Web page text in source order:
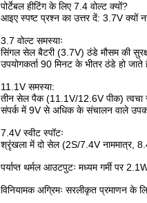
पोर्टेबल हीटिंग के लिए 7.4 वोल्ट क्यों?
आइए स्पष्ट प्रश्न का उत्तर दें: 3.7V क्यों
3.7 वोल्ट समस्याः
सिंगल सेल बैटरी (3.7V) ठंडे मौसम की
उपयोगकर्ता 90 मिनट के भीतर ठंडे हो जाते
11.1V समस्या:
तीन सेल पैक (11.1V/12.6V पीक) त्वचा
संपर्क में 9V से अधिक के संचालन वाले
7.4V स्वीट स्पॉटः
श्रृंखला में दो सेल (2S/7.4V नाममात्र,
पर्याप्त थर्मल आउटपुटः मध्यम गर्मी पर
विनियामक अग्रिमः सरलीकृत प्रमाणन के